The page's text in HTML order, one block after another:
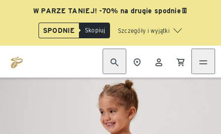
W PARZE TANIEJ! -70% na drugie spodnie👖
SPODNIE Skopiuj Szczegóły i wyjątki